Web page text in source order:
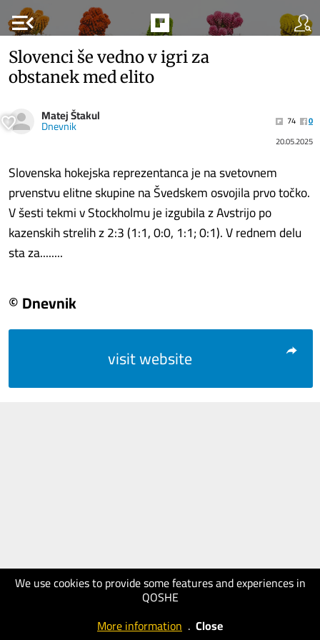
menu_open
We use cookies to provide some features and experiences in
QOSHE
More information . Close
Slovenci še vedno v igri za
obstanek med elito
Matej Štakul
Dnevnik 74
0
20.05.2025
Slovenska hokejska reprezentanca je na svetovnem
prvenstvu elitne skupine na Švedskem osvojila prvo točko.
V šesti tekmi v Stockholmu je izgubila z Avstrijo po
kazenskih strelih z 2:3 (1:1, 0:0, 1:1; 0:1). V rednem delu
sta za........
© Dnevnik
visit website